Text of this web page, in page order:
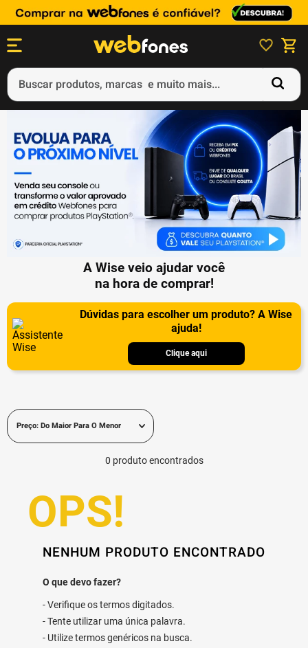
Buscar produtos, marcas e muito mais...
A Wise veio ajudar você
na hora de comprar!
Dúvidas para escolher um produto? A Wise
ajuda!
Clique aqui
Preço: Do Maior Para O Menor
0 produto
NENHUM PRODUTO ENCONTRADO
Verifique os termos digitados.
Tente utilizar uma única palavra.
Utilize termos genéricos na busca.
1º
ps5
3º
ps4
4º
smartphone
5